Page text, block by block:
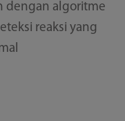
dengan algoritme
reaksi yang